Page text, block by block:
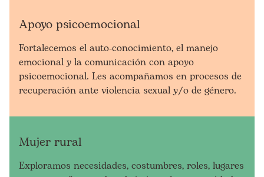
Apoyo psicoemocional
Fortalecemos el auto-conocimiento, el manejo
emocional y la comunicación con apoyo
psicoemocional. Les acompañamos en procesos de
recuperación ante violencia sexual y/o de género.
Mujer rural
Exploramos necesidades, costumbres, roles, lugares